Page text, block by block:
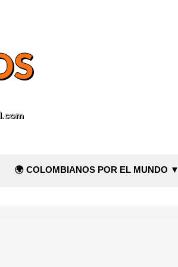
🌍 COLOMBIANOS POR EL MUNDO ▼